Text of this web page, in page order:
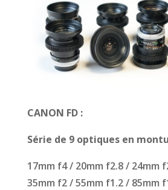
CANON FD :
Série de 9 optiques en
17mm f4 / 20mm f2.8 / 24mm
35mm f2 / 55mm f1.2 / 85mm